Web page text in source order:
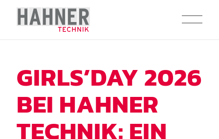
GIRLS’DAY 2026
BEI HAHNER
TECHNIK: EIN